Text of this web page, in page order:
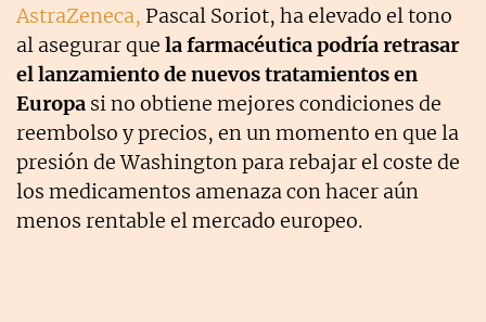
AstraZeneca, Pascal Soriot, ha elevado el tono
al asegurar que la farmacéutica podría retrasar
el lanzamiento de nuevos tratamientos en
Europa si no obtiene mejores condiciones de
reembolso y precios, en un momento en que la
presión de Washington para rebajar el coste de
los medicamentos amenaza con hacer aún
menos rentable el mercado europeo.